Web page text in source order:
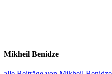
Mikheil Benidze